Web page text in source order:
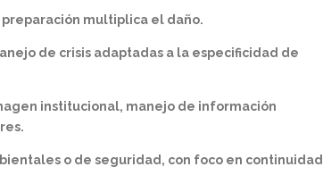
multiplica el daño.
de crisis adaptadas a la especificidad de
institucional, manejo de información
o de seguridad, con foco en continuidad